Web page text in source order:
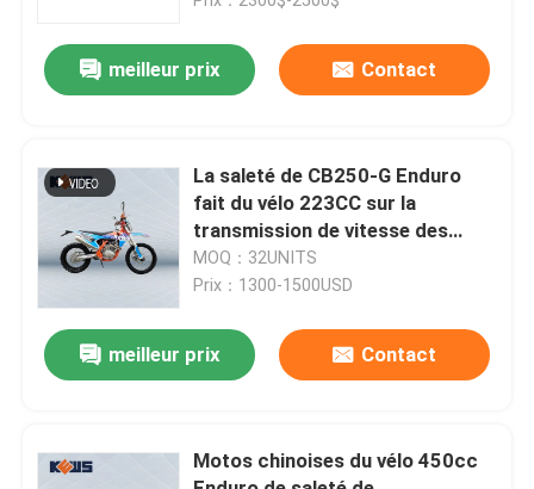
Contrôle de qualité
Contactez-nous
Blog
4 motos d'Enduro de course
Motos de rassemblement
meilleur prix Contact
La saleté de CB250-G Enduro
fait du vélo 223CC sur la
transmission de vitesse des
motos 5 de route
MOQ：32UNITS
Prix：1300-1500USD
meilleur prix Contact
Motos chinoises du vélo 450cc